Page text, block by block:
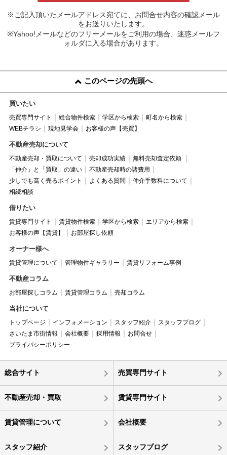
※ご記入頂いたメールアドレス宛てに、お問合せ内容の確認メール
をお送りいたします。
※Yahoo!メールなどのフリーメールをご利用の場合、迷惑メールフ
ォルダに入る場合があります。
このページの先頭へ
買いたい
売買専門サイト 総合物件検索 学区から検索
町名から検索
WEBチラシ
現地見学会 お客様の声【売買】
不動産売却について
不動産売却・買取について 売却成功実績
無料売却査定依頼
「仲介」と「買取」の違い
不動産売却時の諸費用
少しでも高く売るポイント
よくある質問
仲介手数料について
相続相談
借りたい
賃貸専門サイト 賃貸物件検索 学区から検索
エリアから検索
お客様の声【賃貸】
お部屋探し依頼
オーナー様へ
賃貸管理について 管理物件ギャラリー 賃貸リフォーム事例
不動産コラム
お部屋探しコラム 賃貸管理コラム 売却コラム
当社について
トップページ インフォメーション スタッフ紹介
スタッフブログ
さいたま市街情報
会社概要 採用情報
お問合せ
プライバシーポリシー
総合サイト 売買専門サイト
不動産売却・買取 賃貸専門サイト
賃貸管理について 会社概要
スタッフ紹介 スタッフブログ